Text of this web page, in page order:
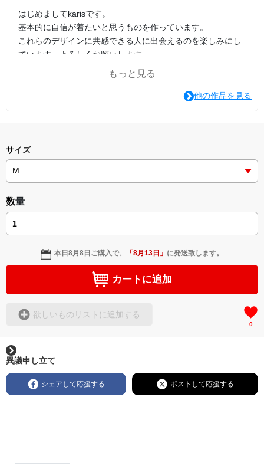
はじめましてkarisです。
基本的に自信が着たいと思うものを作っています。
これらのデザインに共感できる人に出会えるのを楽しみにし
ています。よろしくお願いします。
もっと見る
他の作品を見る
サイズ
数量
本日8月8日 ご購入で、 「8月13日 」 に発送致します。
カートに追加
欲しいものリストに追加する
0
異議申し立て
シェアして応援する ポストして応援する